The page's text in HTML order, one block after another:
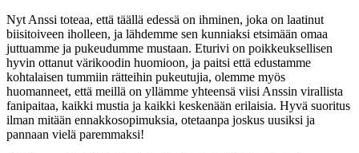
Nyt Anssi toteaa, että täällä edessä on ihminen, joka on laatinut
biisitoiveen iholleen, ja lähdemme sen kunniaksi etsimään omaa
juttuamme ja pukeudumme mustaan. Eturivi on poikkeuksellisen
hyvin ottanut värikoodin huomioon, ja paitsi että edustamme
kohtalaisen tummiin rätteihin pukeutujia, olemme myös
huomanneet, että meillä on yllämme yhteensä viisi Anssin virallista
fanipaitaa, kaikki mustia ja kaikki keskenään erilaisia. Hyvä suoritus
ilman mitään ennakkosopimuksia, otetaanpa joskus uusiksi ja
pannaan vielä paremmaksi!